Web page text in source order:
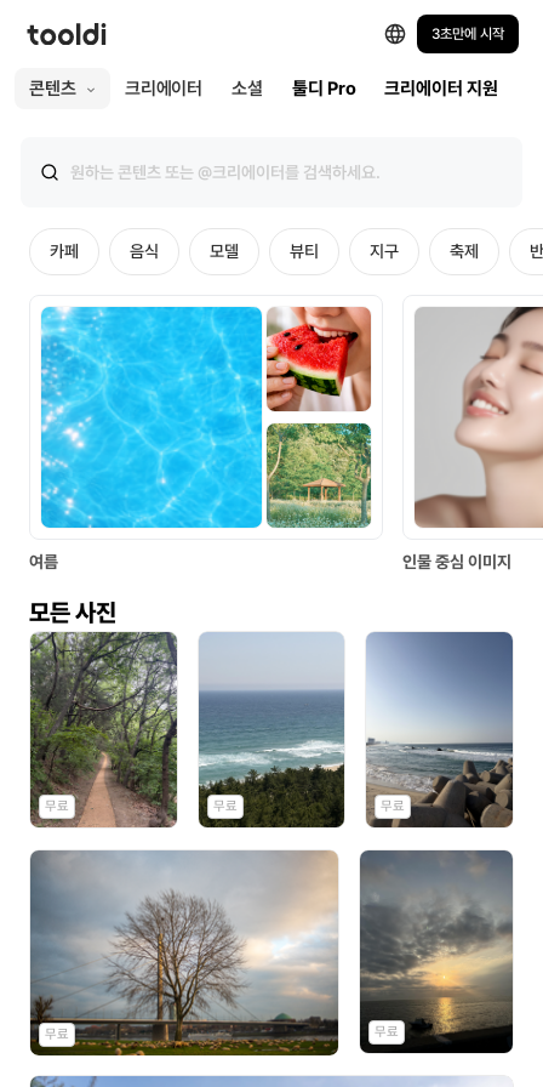
3초만에 시작
콘텐츠 크리에이터 소셜 툴디 Pro 크리에이터 지원
카페 음식 모델 뷰티 지구 축제
여름 인물 중심 이미지
모든 사진
무료 무료 무료
무료 무료